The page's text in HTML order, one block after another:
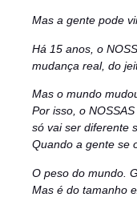
Mas a gente pode
Há 15 anos, o
mudança real, do
Mas o mundo
Por isso, o
só vai ser diferente
Quando a gente se
O peso do mundo.
Mas é do tamanho